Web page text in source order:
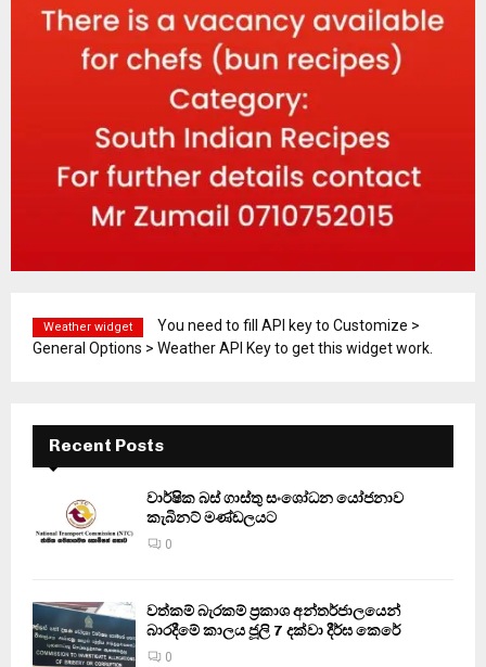
Weather widget
You need to fill API key to Customize >
General Options > Weather API Key to get this widget work.
Recent Posts
වාර්ෂික බස් ගාස්තු සංශෝධන යෝජනාව
කැබිනට් මණ්ඩලයට
0
වත්කම් බැරකම් ප්‍රකාශ අන්තර්ජාලයෙන්
බාරදීමේ කාලය ජූලි 7 දක්වා දීර්ඝ කෙරේ
0